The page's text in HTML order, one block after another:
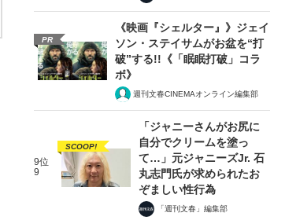
PR
《映画『シェルター』》ジェイ
ソン・ステイサムがお盆を“打
破”する!!《「眠眠打破」コラ
ボ》
週刊文春CINEMAオンライン編集部
9位
9
SCOOP!
「ジャニーさんがお尻に
自分でクリームを塗っ
て…」元ジャニーズJr. 石
丸志門氏が求められたお
ぞましい性行為
「週刊文春」編集部